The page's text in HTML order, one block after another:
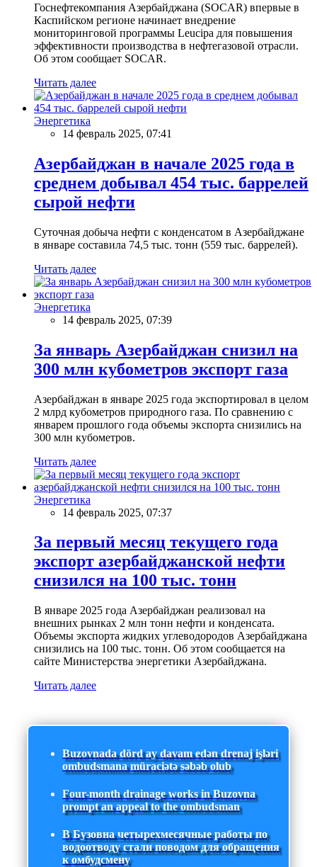
Госнефтекомпания Азербайджана (SOCAR) впервые в
Каспийском регионе начинает внедрение
мониторинговой программы Leucipa для повышения
эффективности производства в нефтегазовой отрасли.
Об этом сообщает SOCAR.
Читать далее
Энергетика
14 февраль 2025, 07:41
Азербайджан в начале 2025 года в
среднем добывал 454 тыс. баррелей
сырой нефти
Суточная добыча нефти с конденсатом в Азербайджане
в январе составила 74,5 тыс. тонн (559 тыс. баррелей).
Читать далее
Энергетика
14 февраль 2025, 07:39
За январь Азербайджан снизил на
300 млн кубометров экспорт газа
Азербайджан в январе 2025 года экспортировал в целом
2 млрд кубометров природного газа. По сравнению с
январем прошлого года объемы экспорта снизились на
300 млн кубометров.
Читать далее
Энергетика
14 февраль 2025, 07:37
За первый месяц текущего года
экспорт азербайджанской нефти
снизился на 100 тыс. тонн
В январе 2025 года Азербайджан реализовал на
внешних рынках 2 млн тонн нефти и конденсата.
Объемы экспорта жидких углеводородов Азербайджана
снизились на 100 тыс. тонн. Об этом сообщается на
сайте Министерства энергетики Азербайджана.
Читать далее
Buzovnada dörd ay davam edən drenaj işləri
ombudsmana müraciətə səbəb olub
Four-month drainage works in Buzovna
prompt an appeal to the ombudsman
В Бузовна четырехмесячные работы по
водоотводу стали поводом для обращения
к омбудсмену